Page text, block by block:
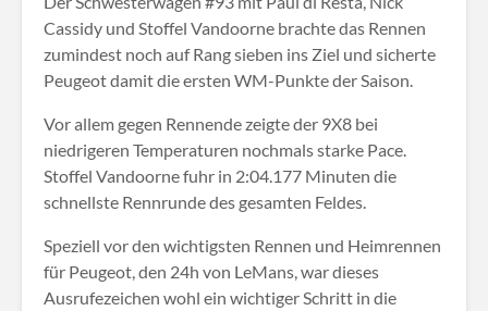
Cassidy und Stoffel Vandoorne brachte das Rennen
zumindest noch auf Rang sieben ins Ziel und sicherte
Peugeot damit die ersten WM-Punkte der Saison.
Vor allem gegen Rennende zeigte der 9X8 bei
niedrigeren Temperaturen nochmals starke Pace.
Stoffel Vandoorne fuhr in 2:04.177 Minuten die
schnellste Rennrunde des gesamten Feldes.
Speziell vor den wichtigsten Rennen und Heimrennen
für Peugeot, den 24h von LeMans, war dieses
Ausrufezeichen wohl ein wichtiger Schritt in die